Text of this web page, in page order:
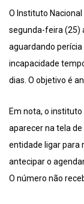
O Instituto
segunda-feira (25)
aguardando
incapacidade
dias. O objetivo é
Em nota, o
aparecer na tela
entidade ligar para
antecipar o
O número não